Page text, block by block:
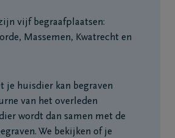
vijf begraafplaatsen:
Massemen, Kwatrecht en
je huisdier kan begraven
van het overleden
wordt dan samen met de
We bekijken of je